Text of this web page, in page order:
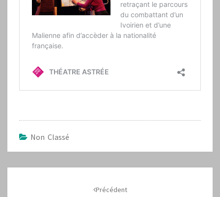
Non Classé
Précédent